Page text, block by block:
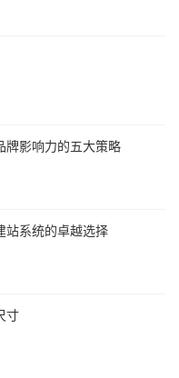
牌影响力的五大策略
站系统的卓越选择
寸